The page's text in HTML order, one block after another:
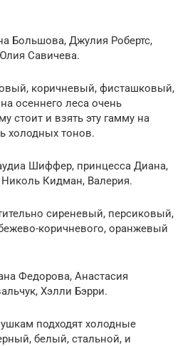
Большова, Джулия Робертс,
Савичева.
коричневый, фисташковый,
осеннего леса очень
стоит и взять эту гамму на
холодных тонов.
Шиффер, принцесса Диана,
Кидман, Валерия.
сиреневый, персиковый,
коричневого, оранжевый
Федорова, Анастасия
Хэлли Бэрри.
подходят холодные
белый, стальной, и